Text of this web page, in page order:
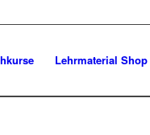
Lehrmaterial Shop